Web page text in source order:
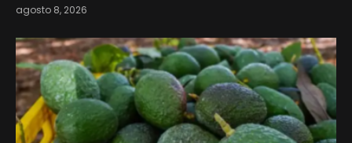
agosto 8, 2026